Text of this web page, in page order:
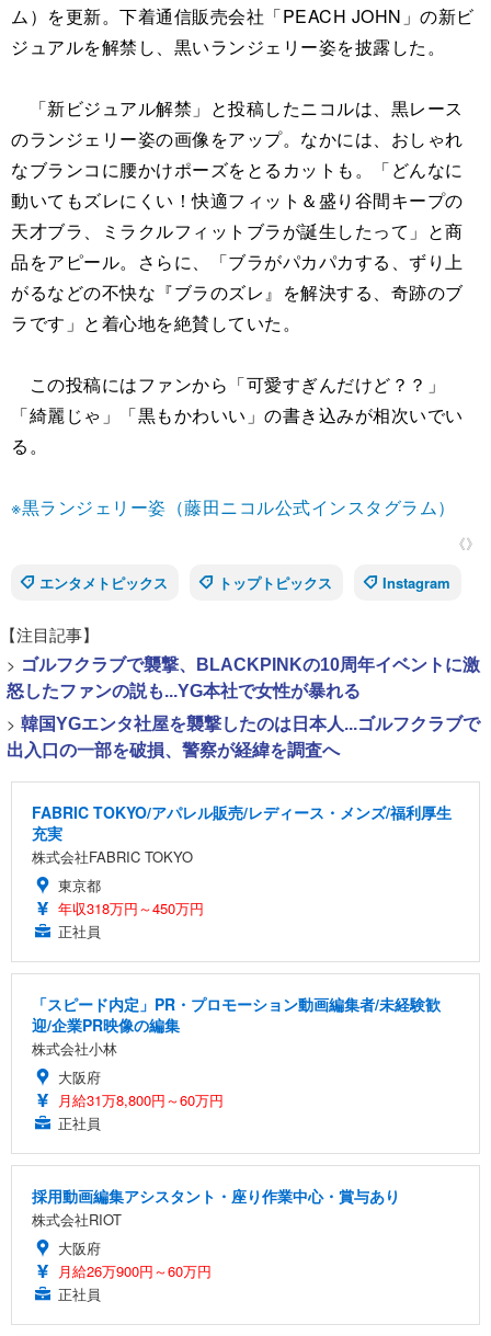
ム）を更新。下着通信販売会社「PEACH JOHN」の新ビ
ジュアルを解禁し、黒いランジェリー姿を披露した。
「新ビジュアル解禁」と投稿したニコルは、黒レース
のランジェリー姿の画像をアップ。なかには、おしゃれ
なブランコに腰かけポーズをとるカットも。「どんなに
動いてもズレにくい！快適フィット＆盛り谷間キープの
天才ブラ、ミラクルフィットブラが誕生したって」と商
品をアピール。さらに、「ブラがパカパカする、ずり上
がるなどの不快な『ブラのズレ』を解決する、奇跡のブ
ラです」と着心地を絶賛していた。
この投稿にはファンから「可愛すぎんだけど？？」
「綺麗じゃ」「黒もかわいい」の書き込みが相次いでい
る。
※黒ランジェリー姿（藤田ニコル公式インスタグラム）
《》
エンタメトピックス
トップトピックス Instagram
【注目記事】
> ゴルフクラブで襲撃、BLACKPINKの10周年イベントに激
怒したファンの説も...YG本社で女性が暴れる
> 韓国YGエンタ社屋を襲撃したのは日本人...ゴルフクラブで
出入口の一部を破損、警察が経緯を調査へ
FABRIC TOKYO/アパレル販売/レディース・メンズ/福利厚生
充実
株式会社FABRIC TOKYO
東京都
年収318万円～450万円
正社員
「スピード内定」PR・プロモーション動画編集者/未経験歓
迎/企業PR映像の編集
株式会社小林
大阪府
月給31万8,800円～60万円
正社員
採用動画編集アシスタント・座り作業中心・賞与あり
株式会社RIOT
大阪府
月給26万900円～60万円
正社員